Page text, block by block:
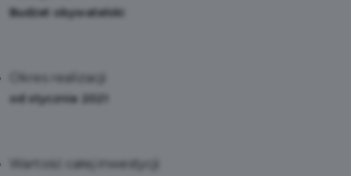
Budżet obywatelski
Okres realizacji:
od stycznia 2021
Wartość całej inwestycji: